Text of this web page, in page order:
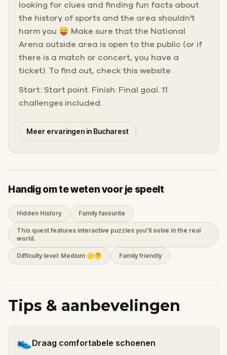
looking for clues and finding fun facts about
the history of sports and the area shouldn't
harm you 😛 Make sure that the National
Arena outside area is open to the public (or if
there is a match or concert, you have a
ticket). To find out, check this website .
Start: Start point. Finish: Final goal. 11
challenges included.
Meer ervaringen in Bucharest
Handig om te weten voor je speelt
Hidden History Family favourite
This quest features interactive puzzles you’ll solve in the real
world.
Difficulty level: Medium 🟡🤔 Family friendly
Tips & aanbevelingen
👟Draag comfortabele schoenen